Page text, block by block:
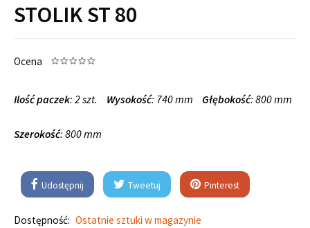
STOLIK ST 80
Ocena
Ilość paczek: 2 szt. Wysokość: 740 mm Głębokość: 800 mm
Szerokość: 800 mm
Udostępnij Tweetuj Pinterest
Dostępność: Ostatnie sztuki w magazynie